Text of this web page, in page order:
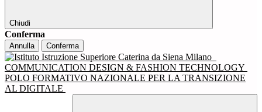
Chiudi
Conferma
Annulla Conferma
COMMUNICATION DESIGN & FASHION TECHNOLOGY
POLO FORMATIVO NAZIONALE PER LA TRANSIZIONE
AL DIGITALE